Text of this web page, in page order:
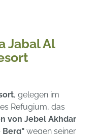
Jabal Al
, gelegen im
Refugium, das
von Jebel Akhdar
Berg" wegen seiner